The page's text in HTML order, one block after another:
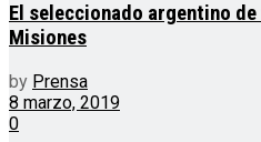
El seleccionado argentino
Misiones
by Prensa
8 marzo, 2019
0